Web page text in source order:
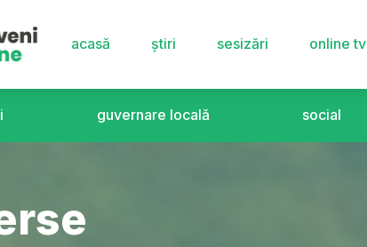
acasă știri sesizări online tv
guvernare locală social